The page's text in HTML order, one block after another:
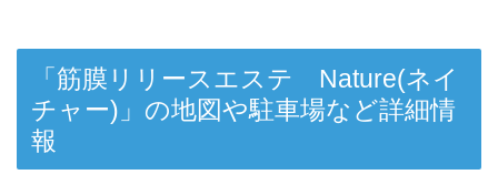
「筋膜リリースエステ Nature(ネイ
チャー)」の地図や駐車場など詳細情
報